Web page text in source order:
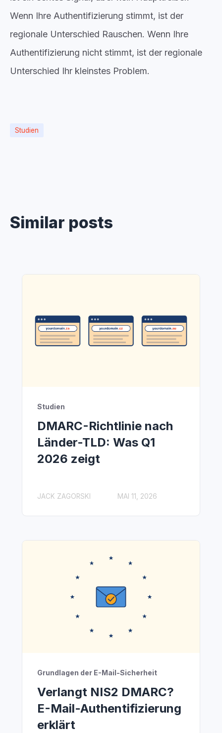
Wenn Ihre Authentifizierung stimmt, ist der
regionale Unterschied Rauschen. Wenn Ihre
Authentifizierung nicht stimmt, ist der regionale
Unterschied Ihr kleinstes Problem.
Studien
Similar posts
Studien
DMARC-Richtlinie nach
Länder-TLD: Was Q1
2026 zeigt
JACK ZAGORSKI MAI 11, 2026
Grundlagen der E-Mail-Sicherheit
Verlangt NIS2 DMARC?
E-Mail-Authentifizierung
erklärt